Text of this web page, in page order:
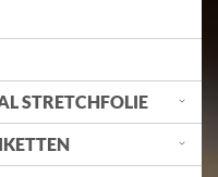
STRETCHFOLIE